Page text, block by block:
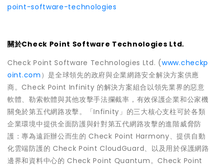
point-software-technologies
關於Check Point Software Technologies Ltd.
Check Point Software Technologies Ltd. (www.checkp
oint.com ）是全球領先的政府與企業網路安全解決方案供應
商。Check Point Infinity 的解決方案組合以領先業界的惡意
軟體、勒索軟體與其他攻擊手法攔截率，有效保護企業和公家機
關免於第五代網路攻擊。「Infinity」的三大核心支柱可於各類
企業環境中提供全面防護與針對第五代網路攻擊的進階威脅防
護：專為遠距辦公而生的 Check Point Harmony、提供自動
化雲端防護的 Check Point CloudGuard、以及用於保護網路
邊界和資料中心的 Check Point Quantum。Check Point